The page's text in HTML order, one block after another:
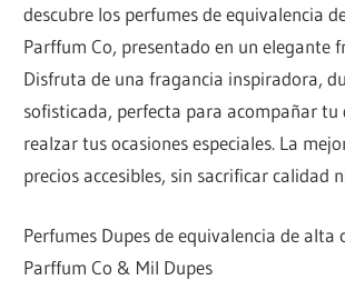
descubre los perfumes de equivalencia
Parffum Co, presentado en un elegante
Disfruta de una fragancia inspiradora,
sofisticada, perfecta para acompañar tu
realzar tus ocasiones especiales. La
precios accesibles, sin sacrificar calidad
Perfumes Dupes de equivalencia de alta
Parffum Co & Mil Dupes